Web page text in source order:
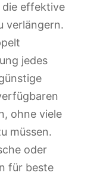
die effektive
verlängern.
jedes
ohne viele
müssen.
oder
für beste